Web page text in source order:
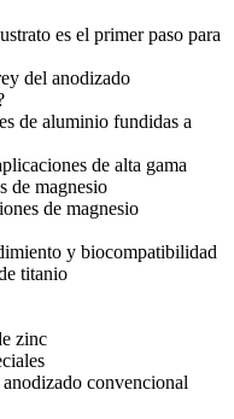
es el primer paso para
del anodizado
de aluminio fundidas a
de alta gama
de magnesio
de magnesio
y biocompatibilidad
titanio
zinc
convencional